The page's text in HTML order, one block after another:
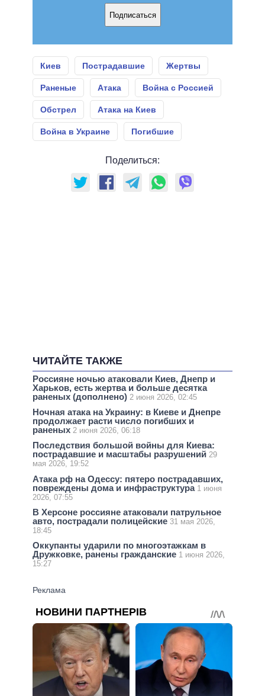
Подписаться
Киев Пострадавшие Жертвы
Раненые Атака Война с Россией
Обстрел Атака на Киев
Война в Украине Погибшие
Поделиться:
ЧИТАЙТЕ ТАКЖЕ
Россияне ночью атаковали Киев, Днепр и
Харьков, есть жертва и больше десятка
раненых (дополнено) 2 июня 2026, 02:45
Ночная атака на Украину: в Киеве и Днепре
продолжает расти число погибших и
раненых 2 июня 2026, 06:18
Последствия большой войны для Киева:
пострадавшие и масштабы разрушений 29
мая 2026, 19:52
Атака рф на Одессу: пятеро пострадавших,
повреждены дома и инфраструктура 1 июня
2026, 07:55
В Херсоне россияне атаковали патрульное
авто, пострадали полицейские 31 мая 2026,
18:45
Оккупанты ударили по многоэтажкам в
Дружковке, ранены гражданские 1 июня 2026,
15:27